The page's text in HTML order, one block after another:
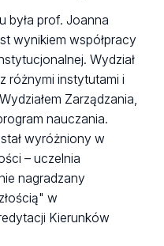
była prof. Joanna
wynikiem współpracy
Wydział
różnymi instytutami i
Zarządzania,
nauczania.
wyróżniony w
– uczelnia
nagradzany
w
Kierunków